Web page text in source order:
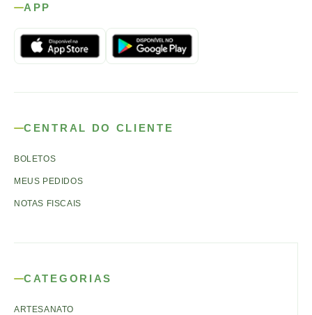
APP
CENTRAL DO CLIENTE
BOLETOS
MEUS PEDIDOS
NOTAS FISCAIS
CATEGORIAS
ARTESANATO